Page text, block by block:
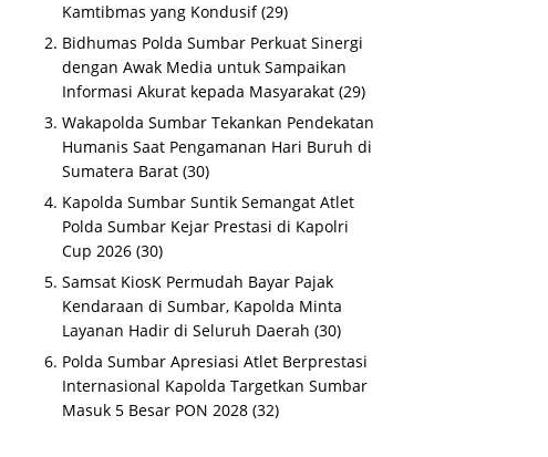
Kamtibmas yang Kondusif (29)
Bidhumas Polda Sumbar Perkuat Sinergi
dengan Awak Media untuk Sampaikan
Informasi Akurat kepada Masyarakat (29)
Wakapolda Sumbar Tekankan Pendekatan
Humanis Saat Pengamanan Hari Buruh di
Sumatera Barat (30)
Kapolda Sumbar Suntik Semangat Atlet
Polda Sumbar Kejar Prestasi di Kapolri
Cup 2026 (30)
Samsat KiosK Permudah Bayar Pajak
Kendaraan di Sumbar, Kapolda Minta
Layanan Hadir di Seluruh Daerah (30)
Polda Sumbar Apresiasi Atlet Berprestasi
Internasional Kapolda Targetkan Sumbar
Masuk 5 Besar PON 2028 (32)